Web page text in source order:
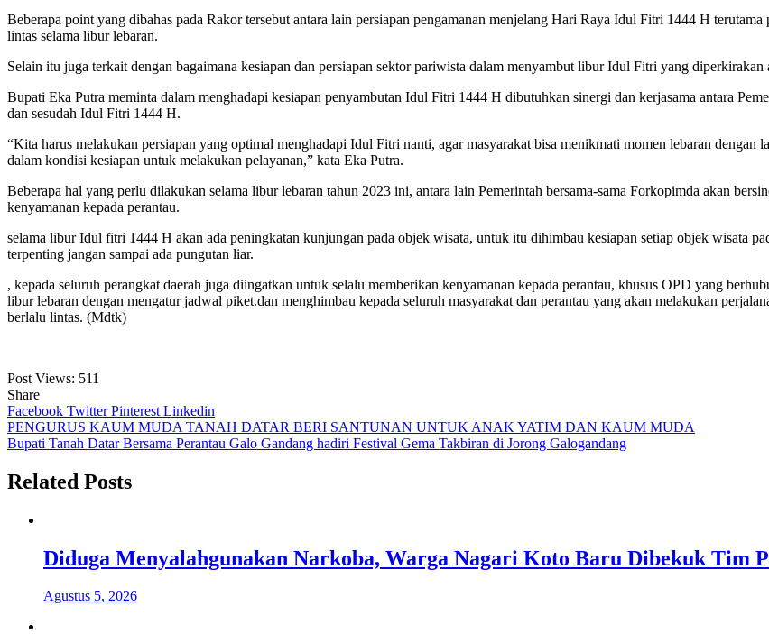
Beberapa point yang dibahas pada Rakor tersebut antara lain persiapan pengamanan menjelang Hari Raya Idul Fitri 1444 H
lintas selama libur lebaran.
Selain itu juga terkait dengan bagaimana kesiapan dan persiapan sektor pariwista dalam menyambut libur Idul Fitri yang
Bupati Eka Putra meminta dalam menghadapi kesiapan penyambutan Idul Fitri 1444 H dibutuhkan sinergi dan kerjasama antara
dan sesudah Idul Fitri 1444 H.
“Kita harus melakukan persiapan yang optimal menghadapi Idul Fitri nanti, agar masyarakat bisa menikmati momen lebaran dengan
dalam kondisi kesiapan untuk melakukan pelayanan,” kata Eka Putra.
Beberapa hal yang perlu dilakukan selama libur lebaran tahun 2023 ini, antara lain Pemerintah bersama-sama Forkopimda akan
kenyamanan kepada perantau.
selama libur Idul fitri 1444 H akan ada peningkatan kunjungan pada objek wisata, untuk itu dihimbau kesiapan setiap objek wisata
terpenting jangan sampai ada pungutan liar.
, kepada seluruh perangkat daerah juga diingatkan untuk selalu memberikan kenyamanan kepada perantau, khusus OPD yang
libur lebaran dengan mengatur jadwal piket.dan menghimbau kepada seluruh masyarakat dan perantau yang akan melakukan
berlalu lintas. (Mdtk)
Post Views: 511
Share
Facebook TwitterPinterest Linkedin
Navigasi
pos
PENGURUS KAUM MUDA TANAH DATAR BERI SANTUNAN UNTUK ANAK YATIM DAN KAUM MUDA
Bupati Tanah Datar Bersama Perantau Galo Gandang hadiri Festival Gema Takbiran di Jorong Galogandang
Related Posts
Diduga Menyalahgunakan Narkoba, Warga Nagari Koto Baru Dibekuk Tim
Agustus 5, 2026